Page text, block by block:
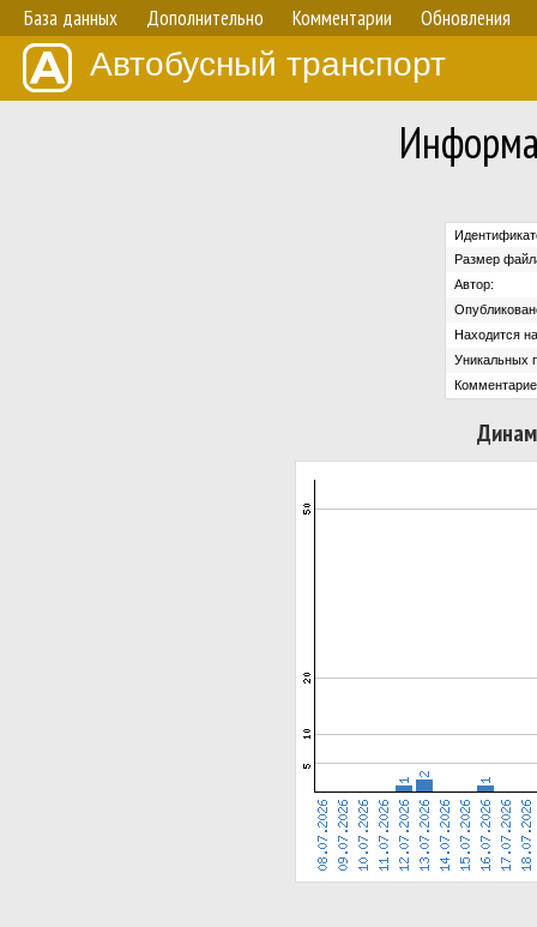
База данных Дополнительно Комментарии Обновления
Автобусный транспорт
Размер
Автор:
Находится
Уникальных